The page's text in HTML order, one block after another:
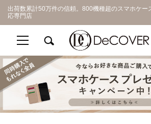
出荷数累計50万件の信頼。800機種超のスマホケー
応専門店